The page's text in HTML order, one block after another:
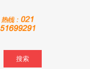
搜索